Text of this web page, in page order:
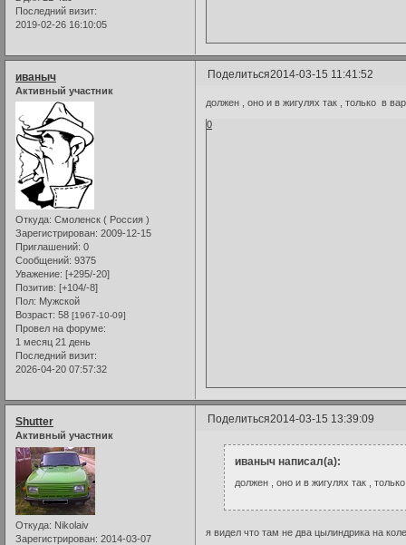
Последний визит:
2019-02-26 16:10:05
Поделиться2014-03-15 11:41:52
иваныч
Активный участник
Откуда: Смоленск ( Россия )
Зарегистрирован: 2009-12-15
Приглашений: 0
Сообщений: 9375
Уважение: [+295/-20]
Позитив: [+104/-8]
Пол: Мужской
Возраст: 58 [1967-10-09]
Провел на форуме:
1 месяц 21 день
Последний визит:
2026-04-20 07:57:32
должен , оно и в жигулях так , только в
0
Поделиться2014-03-15 13:39:09
Shutter
Активный участник
Откуда: Nikolaiv
Зарегистрирован: 2014-03-07
иваныч написал(а):
должен , оно и в жигулях так ,
я видел что там не два цылиндрика на